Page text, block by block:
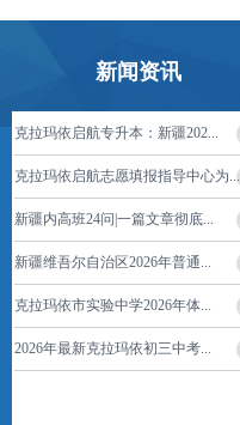
新闻资讯
克拉玛依启航专升本：新疆202...
克拉玛依启航志愿填报指导中心为...
新疆内高班24问|一篇文章彻底...
新疆维吾尔自治区2026年普通...
克拉玛依市实验中学2026年体...
2026年最新克拉玛依初三中考...